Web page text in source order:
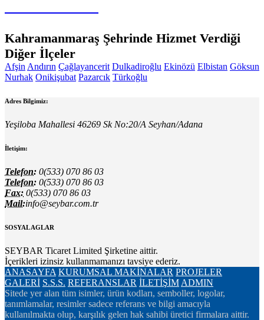
Kahramanmaraş Şehrinde Hizmet Verdiği
Diğer İlçeler
Afşin Andırın Çağlayancerit Dulkadiroğlu Ekinözü Elbistan Göksun
Nurhak Onikişubat Pazarcık Türkoğlu
Adres Bilgimiz:
Yeşiloba Mahallesi 46269 Sk No:20/A Seyhan/Adana
İletişim:
Telefon: 0(533) 070 86 03
Telefon: 0(533) 070 86 03
Fax: 0(533) 070 86 03
Mail:info@seybar.com.tr
SOSYAL AGLAR
SEYBAR Ticaret Limited Şirketine aittir.
İçerikleri izinsiz kullanmamanızı tavsiye ederiz.
ANASAYFA KURUMSAL MAKİNALAR PROJELER
GALERİ S.S.S. REFERANSLAR İLETİŞİM ADMIN
Sitede yer alan tüm isimler, ürün kodları, semboller, logolar,
tanımlamalar, resimler sadece referans ve bilgi amacıyla
kullanılmakta olup, karşılık gelen hak sahibi üretici firmalara aittir.